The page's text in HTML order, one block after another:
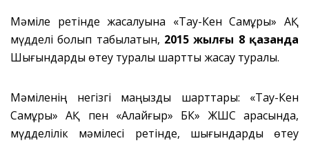
Мәміле ретінде жасалуына «Тау-Кен Самұрық» АҚ
мүдделі болып табылатын, 2015 жылғы 8 қазанда
Шығындарды өтеу туралы шартты жасау туралы.
Мәміленің негізгі маңызды шарттары: «Тау-Кен
Самұрық» АҚ пен «Алайғыр» БК» ЖШС арасында,
мүдделілік мәмілесі ретінде, шығындарды өтеу